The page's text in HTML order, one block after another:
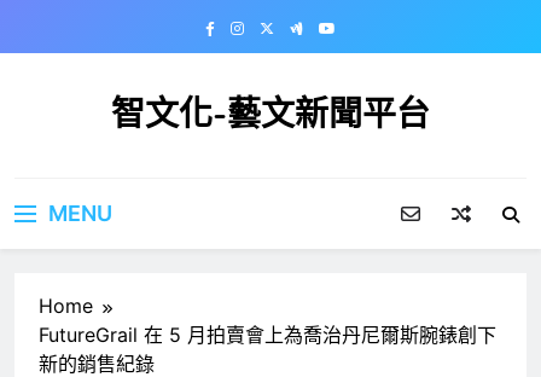
智文化-藝文新聞平台
MENU
Home
FutureGrail 在 5 月拍賣會上為喬治丹尼爾斯腕錶創下
新的銷售紀錄